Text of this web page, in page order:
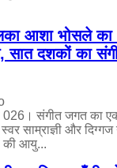
आशा भोसले का
सात दशकों का
026। संगीत जगत का
साम्राज्ञी और
की आयु...